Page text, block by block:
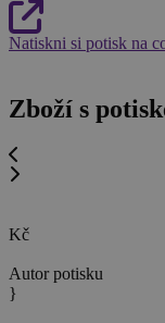
Natiskni si potisk na
Zboží s
Kč
Autor potisku
}